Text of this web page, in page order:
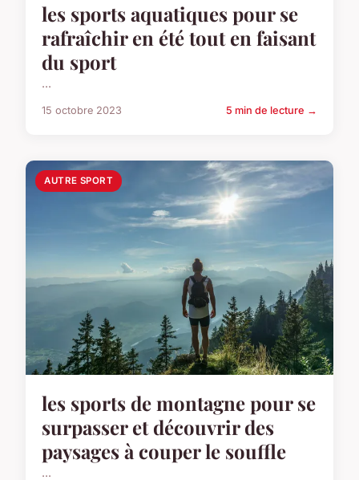
les sports aquatiques pour se
rafraîchir en été tout en faisant
du sport
...
15 octobre 2023 5 min de lecture →
AUTRE SPORT
les sports de montagne pour se
surpasser et découvrir des
paysages à couper le souffle
...